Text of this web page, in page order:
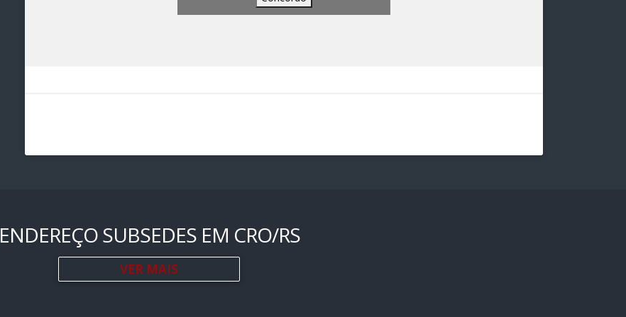
ENDEREÇO SUBSEDES EM CRO/RS
VER MAIS